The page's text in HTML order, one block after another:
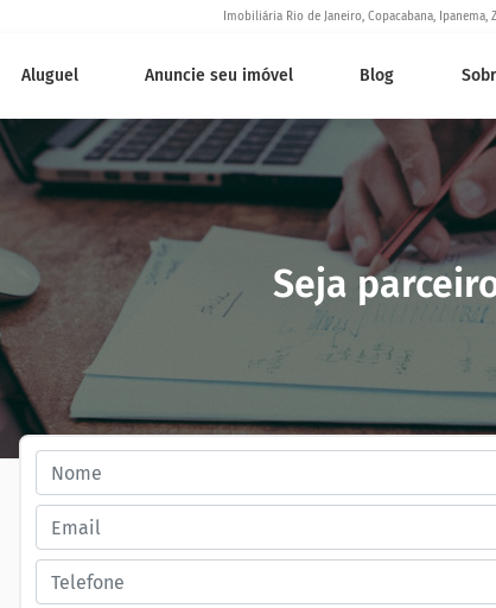
Imobiliária Rio de Janeiro, Copacabana, Ipanema,
Aluguel Anuncie seu imóvel Blog
Seja